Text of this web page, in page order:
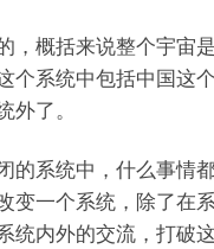
，概括来说整个宇宙
个系统中包括中国这
了。
的系统中，什么事情
变一个系统，除了在
统内外的交流，打破